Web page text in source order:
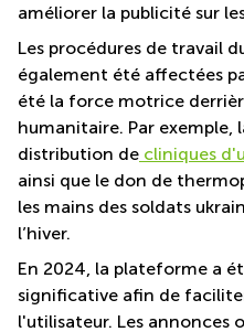
améliorer la publicité sur
Les procédures de travail
également été affectées
été la force motrice
humanitaire. Par exemple,
distribution de cliniques
ainsi que le don de
les mains des soldats
l’hiver.
En 2024, la plateforme a
significative afin de
l'utilisateur. Les annonces